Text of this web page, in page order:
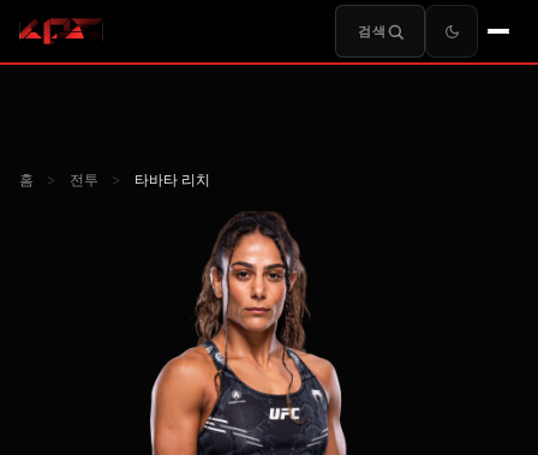
검색
홈 > 전투 > 타바타 리치